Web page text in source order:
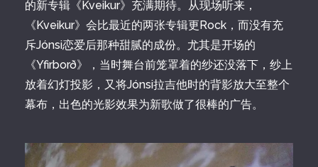
的新专辑《Kveikur》充满期待。从现场听来，
《Kveikur》会比最近的两张专辑更Rock，而没有充
斥Jónsi恋爱后那种甜腻的成份。尤其是开场的
《Yfirborð》，当时舞台前笼罩着的纱还没落下，纱上
放着幻灯投影，又将Jónsi拉吉他时的背影放大至整个
幕布，出色的光影效果为新歌做了很棒的广告。